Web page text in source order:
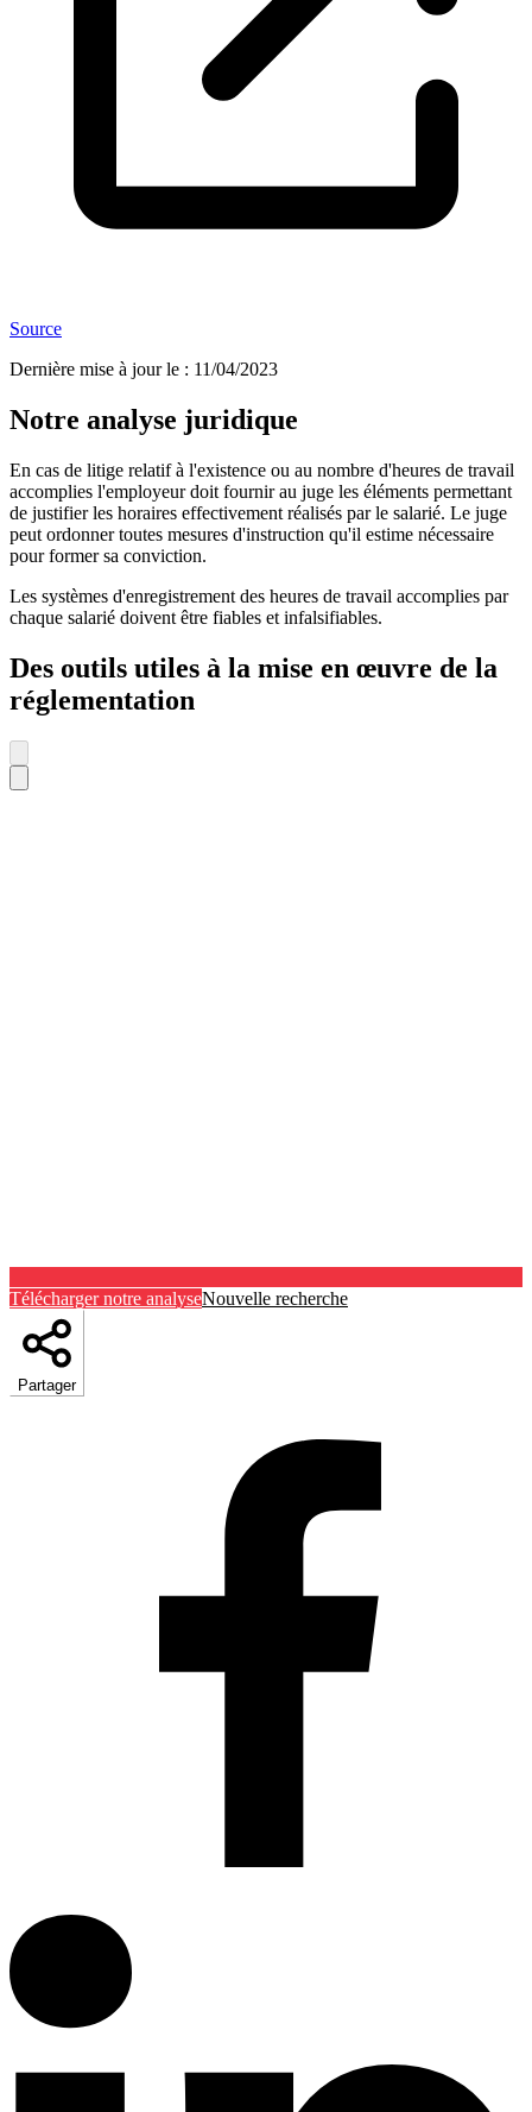
Source
Dernière mise à jour le : 11/04/2023
Notre analyse juridique
En cas de litige relatif à l'existence ou au nombre d'heures de travail
accomplies l'employeur doit fournir au juge les éléments permettant
de justifier les horaires effectivement réalisés par le salarié. Le juge
peut ordonner toutes mesures d'instruction qu'il estime nécessaire
pour former sa conviction.
Les systèmes d'enregistrement des heures de travail accomplies par
chaque salarié doivent être fiables et infalsifiables.
Des outils utiles à la mise en œuvre de la
réglementation
Télécharger notre analyseNouvelle recherche
Partager